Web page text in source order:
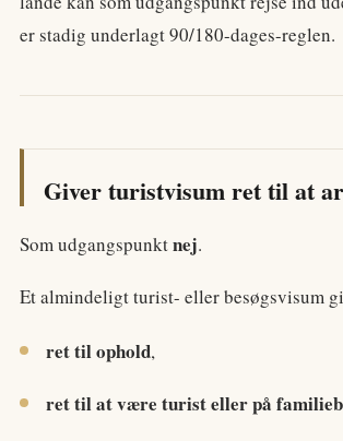
er stadig underlagt 90/180-dages-reglen.
Giver turistvisum ret til at
Som udgangspunktnej.
Et almindeligt turist- eller besøgsvisum
ret til ophold,
ret til at være turist eller på